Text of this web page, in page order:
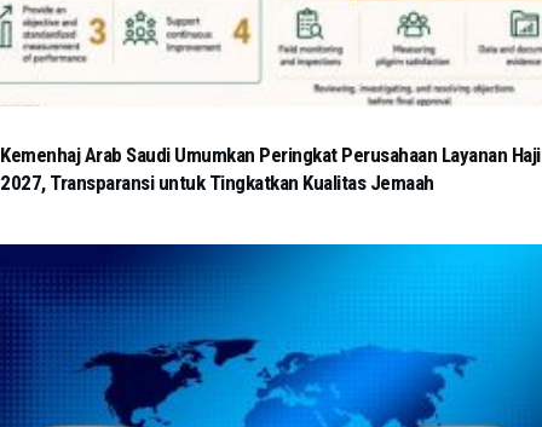
Kemenhaj Arab Saudi Umumkan Peringkat Perusahaan Layanan Haji
2027, Transparansi untuk Tingkatkan Kualitas Jemaah